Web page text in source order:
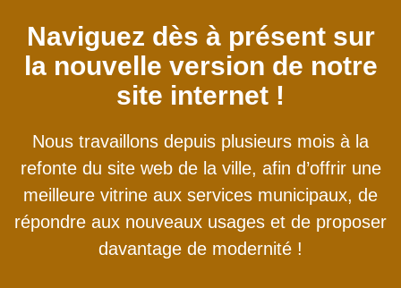
Naviguez dès à présent sur
la nouvelle version de notre
site internet !
Nous travaillons depuis plusieurs mois à la
refonte du site web de la ville, afin d’offrir une
meilleure vitrine aux services municipaux, de
répondre aux nouveaux usages et de proposer
davantage de modernité !